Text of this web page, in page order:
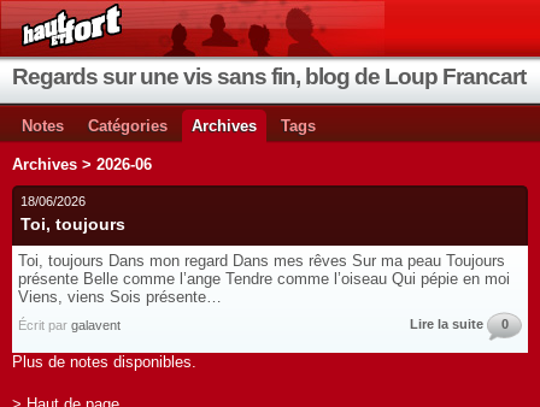
Regards sur une vis sans fin, blog de Loup Francart
Notes Catégories Archives Tags
Archives > 2026-06
18/06/2026
Toi, toujours
Toi, toujours Dans mon regard Dans mes rêves Sur ma peau Toujours
présente Belle comme l’ange Tendre comme l’oiseau Qui pépie en moi
Viens, viens Sois présente…
Écrit par galavent Lire la suite 0
Plus de notes disponibles.